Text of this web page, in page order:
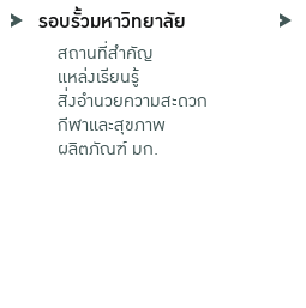
รอบรั้วมหาวิทยาลัย
สถานที่สำคัญ
แหล่งเรียนรู้
สิ่งอำนวยความสะดวก
กีฬาและสุขภาพ
ผลิตภัณฑ์ มก.